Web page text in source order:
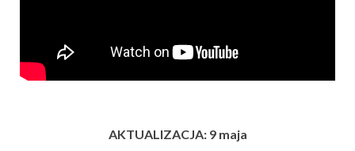
AKTUALIZACJA: 9 maja